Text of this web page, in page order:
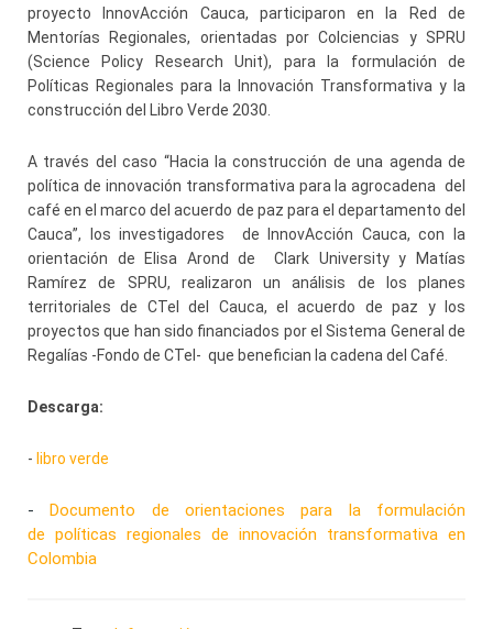
proyecto InnovAcción Cauca, participaron en la Red de
Mentorías Regionales, orientadas por Colciencias y SPRU
(Science Policy Research Unit), para la formulación de
Políticas Regionales para la Innovación Transformativa y la
construcción del Libro Verde 2030.
A través del caso “Hacia la construcción de una agenda de
política de innovación transformativa para la agrocadena del
café en el marco del acuerdo de paz para el departamento del
Cauca”, los investigadores de InnovAcción Cauca, con la
orientación de Elisa Arond de Clark University y Matías
Ramírez de SPRU, realizaron un análisis de los planes
territoriales de CTeI del Cauca, el acuerdo de paz y los
proyectos que han sido financiados por el Sistema General de
Regalías -Fondo de CTeI- que benefician la cadena del Café.
Descarga:
- libro verde
-Documento de orientaciones para la formulación
de políticas regionales de innovación transformativa en
Colombia